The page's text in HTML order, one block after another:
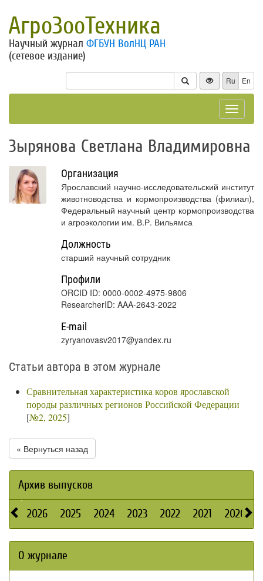
АгроЗооТехника
Научный журнал ФГБУН ВолНЦ РАН
(сетевое издание)
Ru En
Toggle
Зырянова Светлана Владимировна
Организация
Ярославский научно-исследовательский институт
животноводства и кормопроизводства (филиал),
Федеральный научный центр кормопроизводства
и агроэкологии им. В.Р. Вильямса
Должность
старший научный сотрудник
Профили
ORCID ID: 0000-0002-4975-9806
ResearcherID: AAA-2643-2022
E-mail
zyryanovasv2017@yandex.ru
Статьи автора в этом журнале
Сравнительная характеристика коров ярославской
породы различных регионов Российской Федерации
[№2, 2025]
« Вернуться назад
Архив выпусков
2026 2025 2024 2023 2022 2021 2020
О журнале